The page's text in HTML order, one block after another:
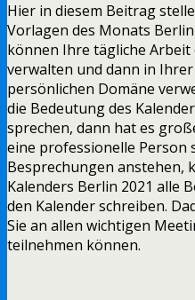
Hier in diesem Beitrag
Vorlagen des Monats
können Ihre tägliche
verwalten und dann in
persönlichen Domäne
die Bedeutung des
sprechen, dann hat es
eine professionelle Person
Besprechungen anstehen,
Kalenders Berlin 2021 alle
den Kalender schreiben.
Sie an allen wichtigen
teilnehmen können.